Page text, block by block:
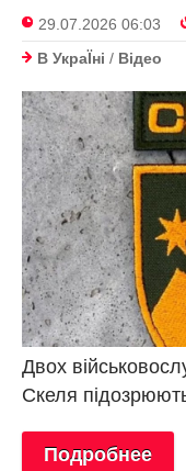
29.07.2026 06:03
В УкраЇнi / Відео
Двох
Скеля
Подробнее